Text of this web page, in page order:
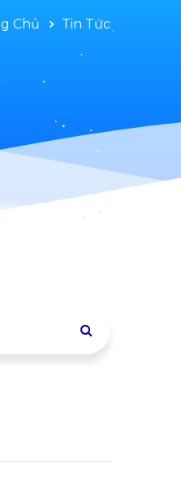
Chủ Tin Tức